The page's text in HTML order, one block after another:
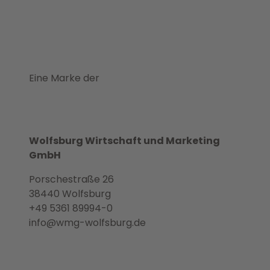
Eine Marke der
Wolfsburg Wirtschaft und Marketing
GmbH
Porschestraße 26
38440 Wolfsburg
+49 5361 89994-0
info@wmg-wolfsburg.de